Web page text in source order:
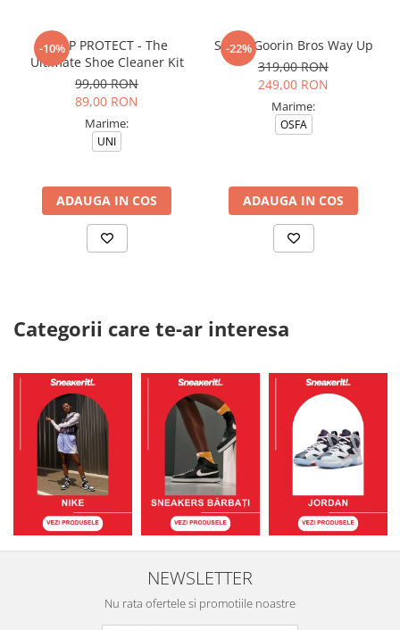
-10%
CREP PROTECT - The
Ultimate Shoe Cleaner Kit
99,00 RON
89,00 RON
Marime:
UNI
ADAUGA IN COS
-22%
Sapca Goorin Bros Way Up
319,00 RON
249,00 RON
Marime:
OSFA
ADAUGA IN COS
Categorii care te-ar interesa
NEWSLETTER
Nu rata ofertele si promotiile noastre